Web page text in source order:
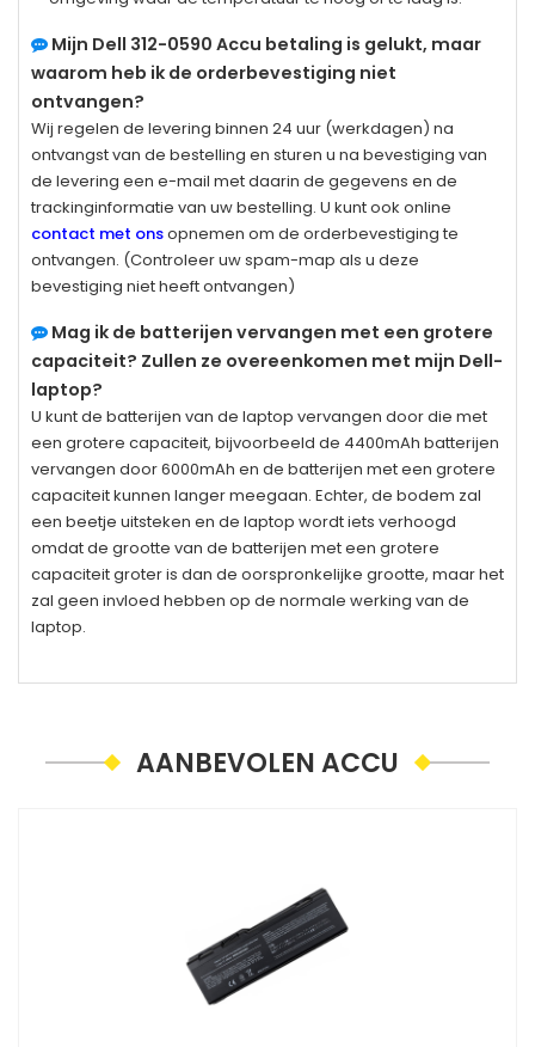
Mijn Dell 312-0590 Accu betaling is gelukt, maar
waarom heb ik de orderbevestiging niet
ontvangen?
Wij regelen de levering binnen 24 uur (werkdagen) na
ontvangst van de bestelling en sturen u na bevestiging van
de levering een e-mail met daarin de gegevens en de
trackinginformatie van uw bestelling. U kunt ook online
contact met onsopnemen om de orderbevestiging te
ontvangen. (Controleer uw spam-map als u deze
bevestiging niet heeft ontvangen)
Mag ik de batterijen vervangen met een grotere
capaciteit? Zullen ze overeenkomen met mijn Dell-
laptop?
U kunt de batterijen van de laptop vervangen door die met
een grotere capaciteit, bijvoorbeeld de 4400mAh batterijen
vervangen door 6000mAh en de batterijen met een grotere
capaciteit kunnen langer meegaan. Echter, de bodem zal
een beetje uitsteken en de laptop wordt iets verhoogd
omdat de grootte van de batterijen met een grotere
capaciteit groter is dan de oorspronkelijke grootte, maar het
zal geen invloed hebben op de normale werking van de
laptop.
AANBEVOLEN ACCU